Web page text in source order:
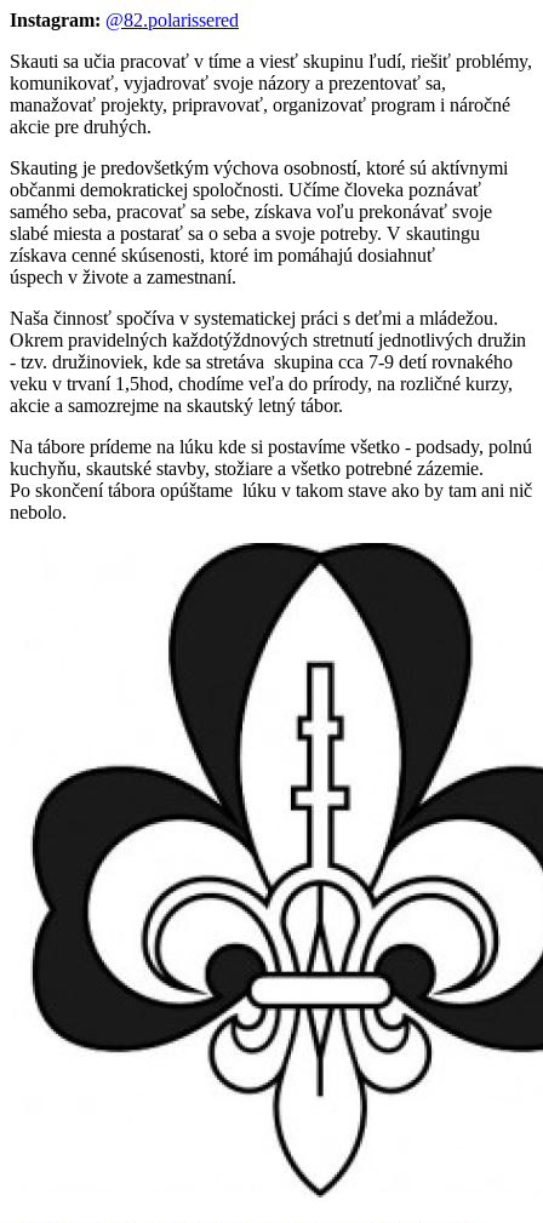
Instagram: @82.polarissered
Skauti sa učia pracovať v tíme a viesť skupinu ľudí, riešiť problémy,
komunikovať, vyjadrovať svoje názory a prezentovať sa,
manažovať projekty, pripravovať, organizovať program i náročné
akcie pre druhých.
Skauting je predovšetkým výchova osobností, ktoré sú aktívnymi
občanmi demokratickej spoločnosti. Učíme človeka poznávať
samého seba, pracovať sa sebe, získava voľu prekonávať svoje
slabé miesta a postarať sa o seba a svoje potreby. V skautingu
získava cenné skúsenosti, ktoré im pomáhajú dosiahnuť
úspech v živote a zamestnaní.
Naša činnosť spočíva v systematickej práci s deťmi a mládežou.
Okrem pravidelných každotýždnových stretnutí jednotlivých družin
- tzv. družinoviek, kde sa stretáva skupina cca 7-9 detí rovnakého
veku v trvaní 1,5hod, chodíme veľa do prírody, na rozličné kurzy,
akcie a samozrejme na skautský letný tábor.
Na tábore prídeme na lúku kde si postavíme všetko - podsady, polnú
kuchyňu, skautské stavby, stožiare a všetko potrebné zázemie.
Po skončení tábora opúštame lúku v takom stave ako by tam ani nič
nebolo.